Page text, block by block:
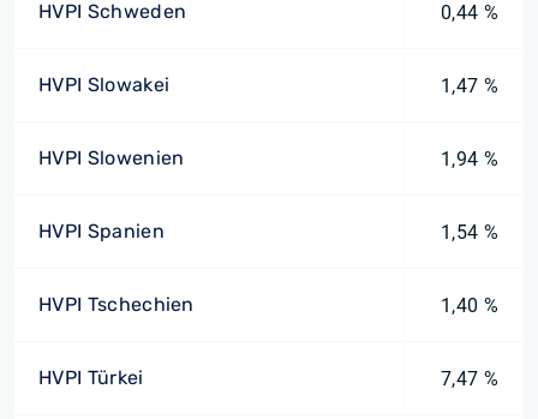
HVPI Schweden 0,44 %
HVPI Slowakei 1,47 %
HVPI Slowenien 1,94 %
HVPI Spanien 1,54 %
HVPI Tschechien 1,40 %
HVPI Türkei 7,47 %